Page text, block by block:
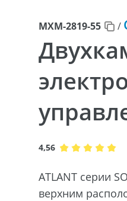
МХМ-2819-55 /
4,56
ATLANT серии
верхним